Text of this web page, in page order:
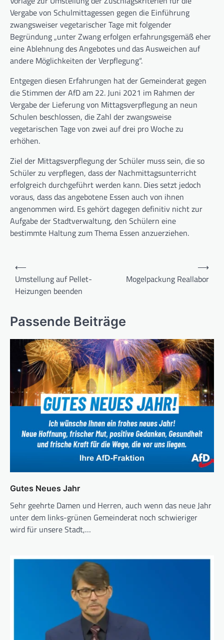
Vergabe von Schulmittagessen gegen die Einführung
zwangsweiser vegetarischer Tage mit folgender
Begründung „unter Zwang erfolgen erfahrungsgemäß eher
eine Ablehnung des Angebotes und das Ausweichen auf
andere Möglichkeiten der Verpflegung“.
Entgegen diesen Erfahrungen hat der Gemeinderat gegen
die Stimmen der AfD am 22. Juni 2021 im Rahmen der
Vergabe der Lieferung von Mittagsverpflegung an neun
Schulen beschlossen, die Zahl der zwangsweise
vegetarischen Tage von zwei auf drei pro Woche zu
erhöhen.
Ziel der Mittagsverpflegung der Schüler muss sein, die so
Schüler zu verpflegen, dass der Nachmittagsunterricht
erfolgreich durchgeführt werden kann. Dies setzt jedoch
voraus, dass das angebotene Essen auch von ihnen
angenommen wird. Es gehört dagegen definitiv nicht zur
Aufgabe der Stadtverwaltung, den Schülern eine
bestimmte Haltung zum Thema Essen anzuerziehen.
Beitragsnavigation
⟵
Umstellung auf Pellet-
Heizungen beenden
Mogelpackung Reallabor
⟶
Passende Beiträge
Gutes Neues Jahr
Sehr geehrte Damen und Herren, auch wenn das neue Jahr
unter dem links-grünen Gemeinderat noch schwieriger
wird für unsere Stadt,…